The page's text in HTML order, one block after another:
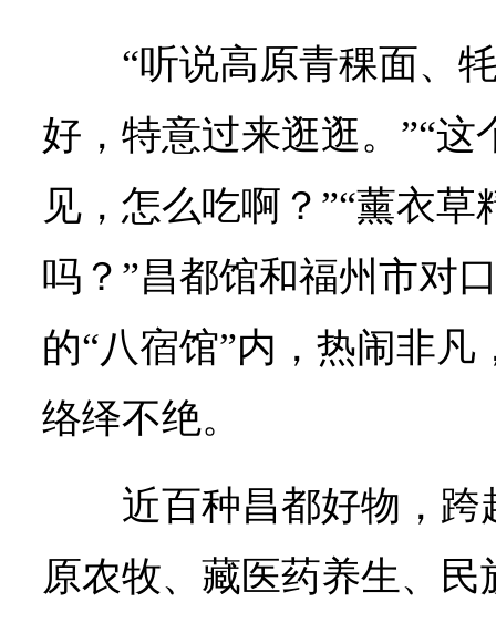
“听说高原青稞面、
好，特意过来逛逛。”“
见，怎么吃啊？”“薰衣
吗？”昌都馆和福州市对
的“八宿馆”内，热闹非
络绎不绝。
近百种昌都好物，
原农牧、藏医药养生、